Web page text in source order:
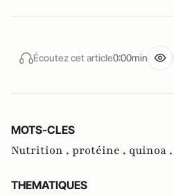
Écoutez cet article0:00min
MOTS-CLES
Nutrition , protéine , quinoa ,
THEMATIQUES